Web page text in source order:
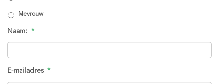
Mevrouw
Naam: *
E-mailadres *